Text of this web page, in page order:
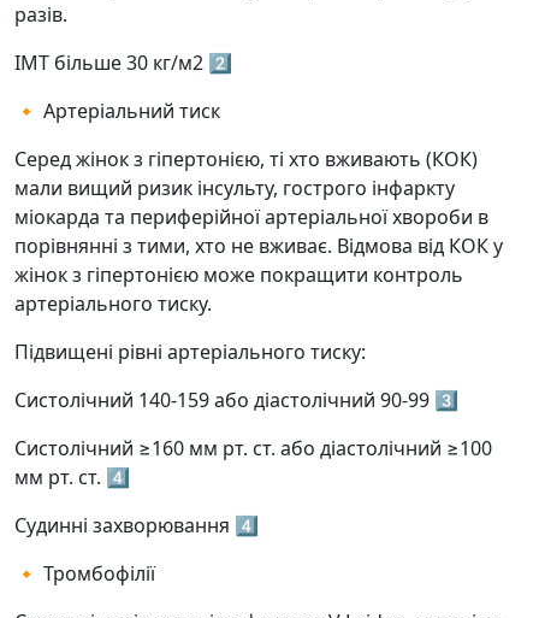
разів.
ІМТ більше 30 кг/м2 2️⃣
🔸 Артеріальний тиск
Серед жінок з гіпертонією, ті хто вживають (КОК)
мали вищий ризик інсульту, гострого інфаркту
міокарда та периферійної артеріальної хвороби в
порівнянні з тими, хто не вживає. Відмова від КОК у
жінок з гіпертонією може покращити контроль
артеріального тиску.
Підвищені рівні артеріального тиску:
Систолічний 140-159 або діастолічний 90-99 3️⃣
Систолічний ≥160 мм рт. ст. або діастолічний ≥100
мм рт. ст. 4️⃣
Судинні захворювання 4️⃣
🔸 Тромбофілії